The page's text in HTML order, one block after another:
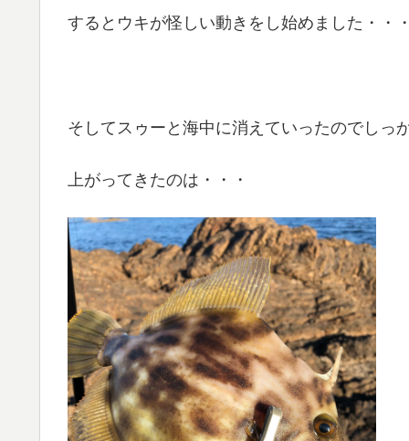
するとウキが怪しい動きをし始めました・・・
そしてスゥーと海中に消えていったのでしっ
上がってきたのは・・・